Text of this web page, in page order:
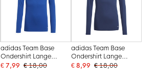
adidas Team Base
Ondershirt Lange
Mouwen Kids Blauw
€ 7,99 € 18,00
adidas Team Base
Ondershirt Lange
Mouwen Kids
€ 8,99 € 18,00